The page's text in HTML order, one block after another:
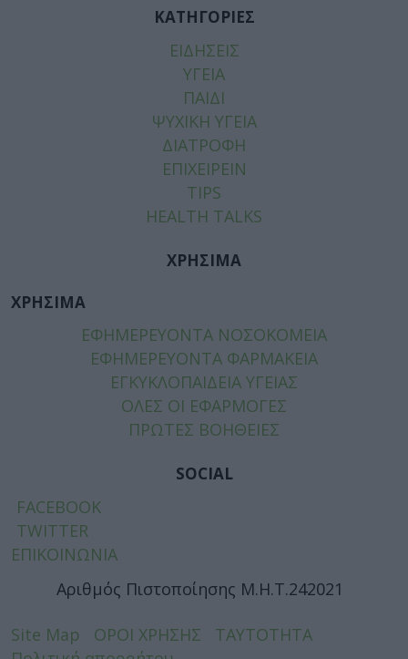
ΚΑΤΗΓΟΡΙΕΣ
ΕΙΔΗΣΕΙΣ
ΥΓΕΙΑ
ΠΑΙΔΙ
ΨΥΧΙΚΗ ΥΓΕΙΑ
ΔΙΑΤΡΟΦΗ
ΕΠΙΧΕΙΡΕΙΝ
TIPS
HEALTH TALKS
ΧΡΗΣΙΜΑ
ΧΡΗΣΙΜΑ
ΕΦΗΜΕΡΕΥΟΝΤΑ ΝΟΣΟΚΟΜΕΙΑ
ΕΦΗΜΕΡΕΥΟΝΤΑ ΦΑΡΜΑΚΕΙΑ
ΕΓΚΥΚΛΟΠΑΙΔΕΙΑ ΥΓΕΙΑΣ
ΟΛΕΣ ΟΙ ΕΦΑΡΜΟΓΕΣ
ΠΡΩΤΕΣ ΒΟΗΘΕΙΕΣ
SOCIAL
FACEBOOK
TWITTER
ΕΠΙΚΟΙΝΩΝΙΑ
Αριθμός Πιστοποίησης Μ.Η.Τ.242021
Site Map ΟΡΟΙ ΧΡΗΣΗΣ
ΤΑΥΤΟΤΗΤΑ